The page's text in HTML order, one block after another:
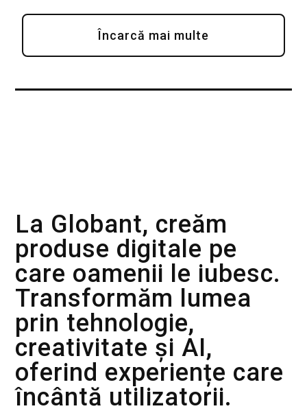
Încarcă mai multe
La Globant, creăm
produse digitale pe
care oamenii le iubesc.
Transformăm lumea
prin tehnologie,
creativitate și AI,
oferind experiențe care
încântă utilizatorii.